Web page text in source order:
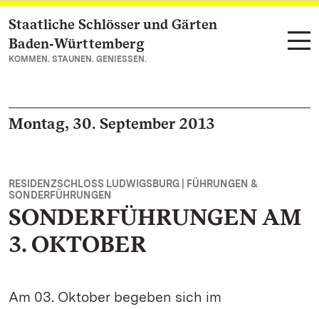
Zum Hauptinhalt springen
Staatliche Schlösser und Gärten
Baden‑Württemberg
KOMMEN. STAUNEN. GENIESSEN.
Montag, 30. September 2013
RESIDENZSCHLOSS LUDWIGSBURG | FÜHRUNGEN &
SONDERFÜHRUNGEN
SONDERFÜHRUNGEN AM
3. OKTOBER
Am 03. Oktober begeben sich im